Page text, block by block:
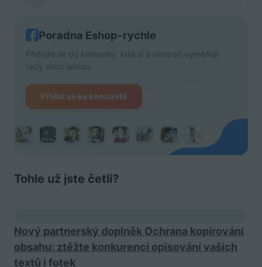
Poradna Eshop-rychle
Přidejte se do komunity, kde si e-shopaři vyměňují
rady mezi sebou.
Přidat se ke komunitě
Tohle už jste četli?
Nový partnerský doplněk Ochrana kopírování
obsahu: ztěžte konkurenci opisování vašich
textů i fotek